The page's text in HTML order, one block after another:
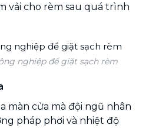
vải cho rèm sau quá trình
nghiệp để giặt sạch rèm
màn cửa mà đội ngũ nhân
pháp phơi và nhiệt độ